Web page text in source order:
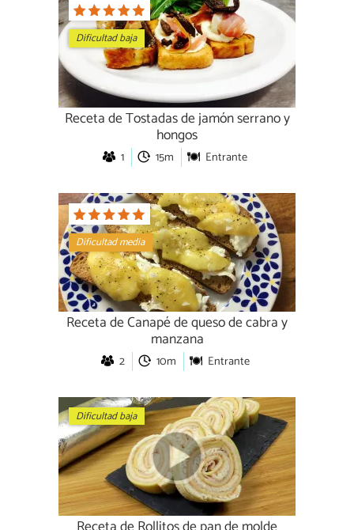
Dificultad baja
Receta de Tostadas de jamón serrano y
hongos
1 15m Entrante
Dificultad media
Receta de Canapé de queso de cabra y
manzana
2 10m Entrante
Dificultad baja